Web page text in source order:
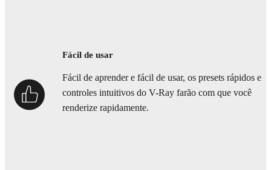
Fácil de usar
Fácil de aprender e fácil de usar, os presets rápidos e
controles intuitivos do V-Ray farão com que você
renderize rapidamente.